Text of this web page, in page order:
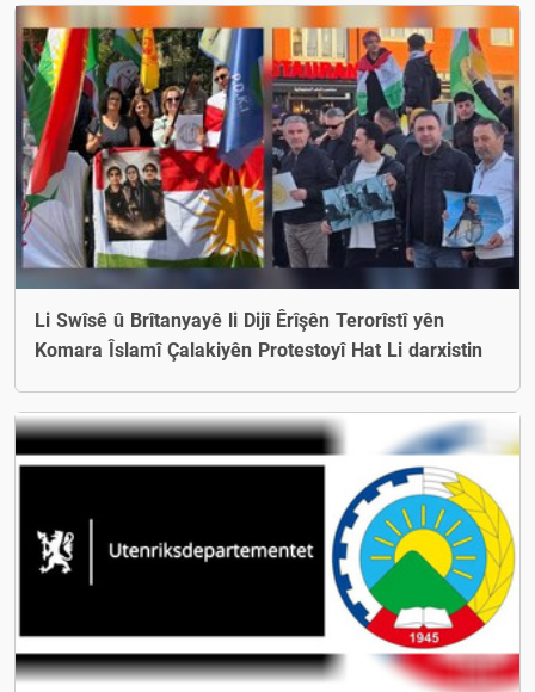
Li Swîsê û Brîtanyayê li Dijî Êrîşên Terorîstî yên
Komara Îslamî Çalakiyên Protestoyî Hat Li darxistin